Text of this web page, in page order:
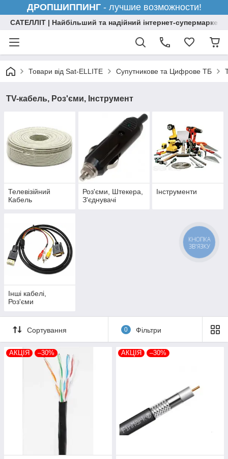
ДРОПШИППИНГ- лучшие возможности!
САТЕЛЛІТ | Найбільший та надійний інтернет-супермаркет
Товари від Sat-ELLITE Супутникове та Цифрове ТБ
TV-кабель, Роз'єми, Інструмент
Телевізійний
Кабель
Роз'єми, Штекера,
З'єднувачі
Інструменти
Інші кабелі,
Роз'єми
Сортування 0 Фільтри
АКЦІЯ –30% АКЦІЯ –30%
КНОПКА
ЗВ'ЯЗКУ